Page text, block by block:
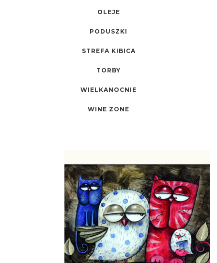
OLEJE
PODUSZKI
STREFA KIBICA
TORBY
WIELKANOCNIE
WINE ZONE